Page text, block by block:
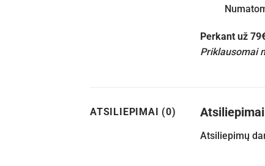
Perkant už
Priklausomai
ATSILIEPIMAI (0) Atsiliepimai
Atsiliepimų